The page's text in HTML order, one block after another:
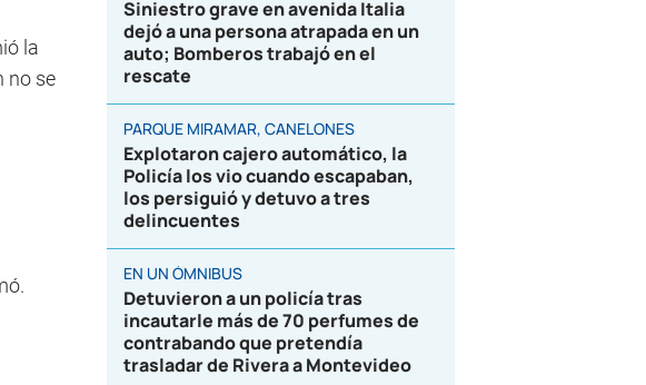
la
no se
Siniestro grave en avenida Italia
dejó a una persona atrapada en un
auto; Bomberos trabajó en el
rescate
PARQUE MIRAMAR, CANELONES
Explotaron cajero automático, la
Policía los vio cuando escapaban,
los persiguió y detuvo a tres
delincuentes
EN UN ÓMNIBUS
Detuvieron a un policía tras
incautarle más de 70 perfumes de
contrabando que pretendía
trasladar de Rivera a Montevideo